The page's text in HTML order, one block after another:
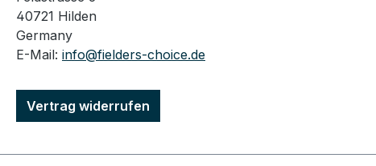
40721 Hilden
Germany
E-Mail: info@fielders-choice.de
Vertrag widerrufen